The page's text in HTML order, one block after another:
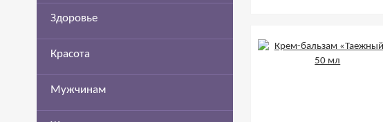
Здоровье
Красота
Мужчинам